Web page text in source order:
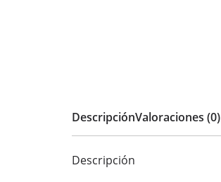
DescripciónValoraciones (0)
Descripción